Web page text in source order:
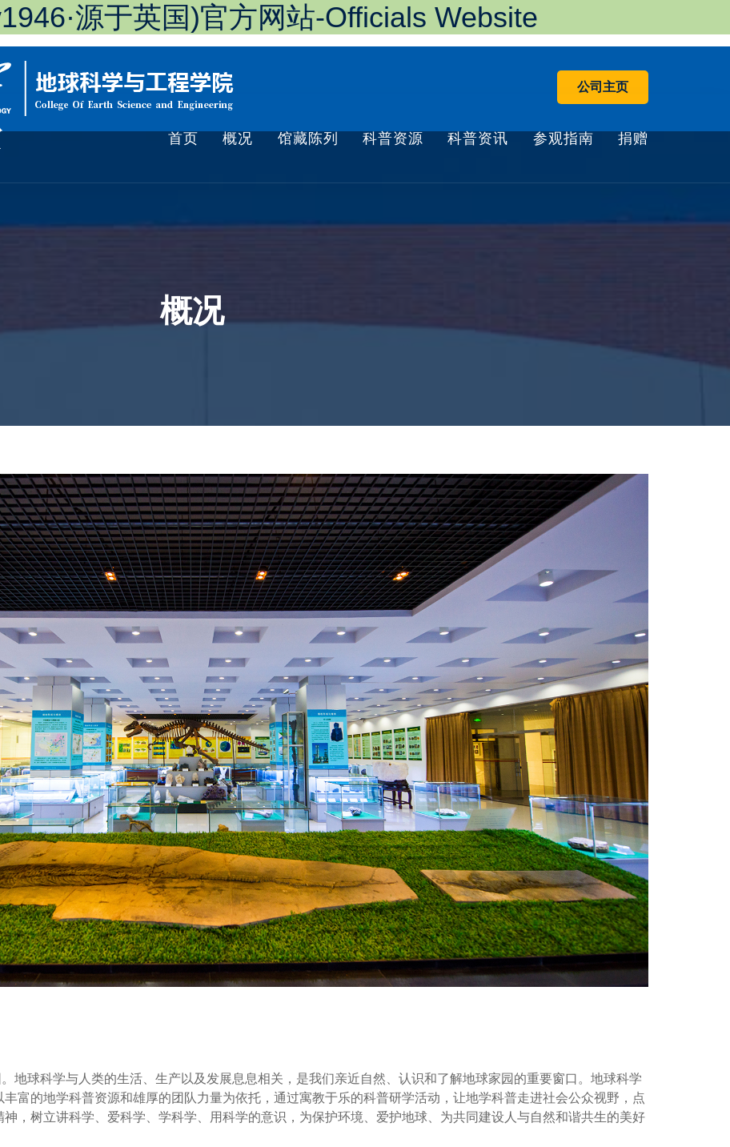
源于英国)官方网站-Officials Website
公司主页
首页 概况 馆藏陈列 科普资源 科普资讯 参观指南 捐赠
概况
地球科学与人类的生活、生产以及发展息息相关，是我们亲近自然、认识和了解地球家园的重要窗口。地球科学
富的地学科普资源和雄厚的团队力量为依托，通过寓教于乐的科普研学活动，让地学科普走进社会公众视野，点
，树立讲科学、爱科学、学科学、用科学的意识，为保护环境、爱护地球、为共同建设人与自然和谐共生的美好